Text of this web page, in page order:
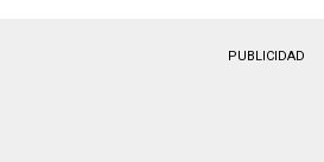
PUBLICIDAD